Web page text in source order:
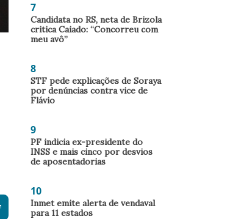
7
Candidata no RS, neta de Brizola
critica Caiado: “Concorreu com
meu avô”
8
STF pede explicações de Soraya
por denúncias contra vice de
Flávio
9
PF indicia ex-presidente do
INSS e mais cinco por desvios
de aposentadorias
10
Inmet emite alerta de vendaval
para 11 estados